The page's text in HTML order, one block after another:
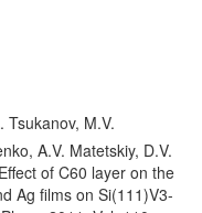
Tsukanov, M.V.
A.V. Matetskiy, D.V.
of C60 layer on the
Ag films on Si(111)V3-